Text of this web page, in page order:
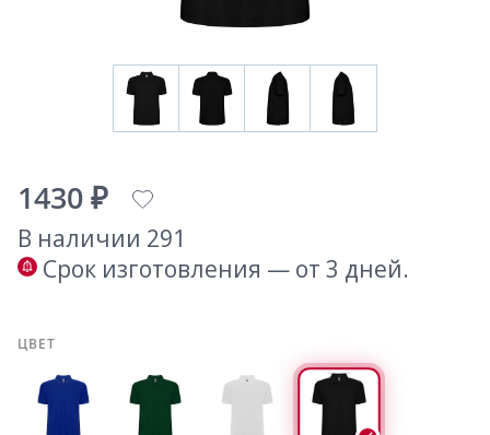
1430 ₽
В наличии 291
Срок изготовления — от 3 дней.
ЦВЕТ